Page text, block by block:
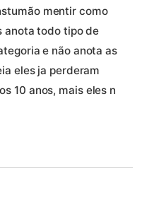
mentir como
anota todo tipo de
e não anota as
eles ja perderam
10 anos, mais eles n